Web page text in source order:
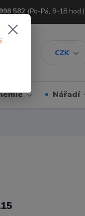
CZK
582 (Po-Pá, 8-18 hod.)
Nářadí